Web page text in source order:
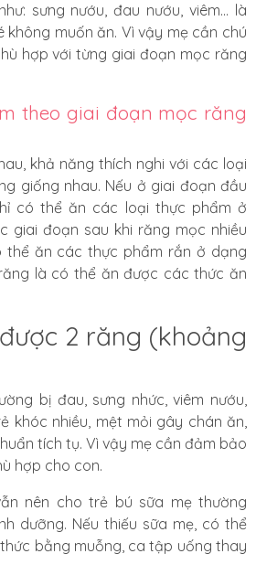
sưng nướu, đau nướu, viêm... là
không muốn ăn. Vì vậy mẹ cần chú
hợp với từng giai đoạn mọc răng
theo giai đoạn mọc răng
khả năng thích nghi với các loại
giống nhau. Nếu ở giai đoạn đầu
có thể ăn các loại thực phẩm ở
giai đoạn sau khi răng mọc nhiều
thể ăn các thực phẩm rắn ở dạng
là có thể ăn được các thức ăn
2 răng (khoảng
bị đau, sưng nhức, viêm nướu,
khóc nhiều, mệt mỏi gây chán ăn,
tích tụ. Vì vậy mẹ cần đảm bảo
hợp cho con.
nên cho trẻ bú sữa mẹ thường
dưỡng. Nếu thiếu sữa mẹ, có thể
bằng muỗng, ca tập uống thay